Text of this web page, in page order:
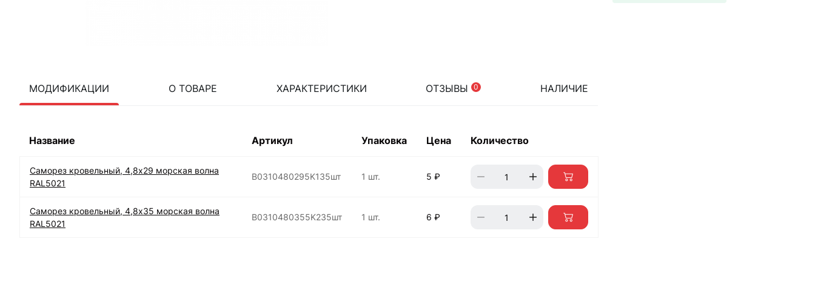
МОДИФИКАЦИИ О ТОВАРЕ ХАРАКТЕРИСТИКИ ОТЗЫВЫ 0 НАЛИЧИЕ
Название Артикул Упаковка Цена Количество
Саморез кровельный, 4,8х29 морская волна
RAL5021
B0310480295K135шт 1 шт. 5 ₽
Саморез кровельный, 4,8х35 морская волна
RAL5021
B0310480355K235шт 1 шт. 6 ₽